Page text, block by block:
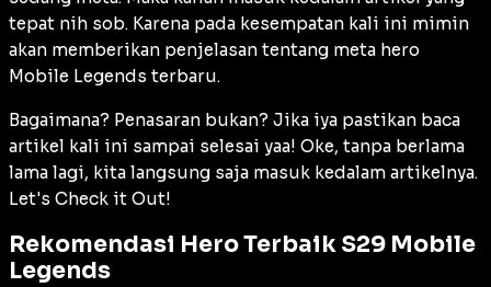
tepat nih sob. Karena pada kesempatan kali ini mimin
akan memberikan penjelasan tentang meta hero
Mobile Legends terbaru.
Bagaimana? Penasaran bukan? Jika iya pastikan baca
artikel kali ini sampai selesai yaa! Oke, tanpa berlama
lama lagi, kita langsung saja masuk kedalam artikelnya.
Let's Check it Out!
Rekomendasi Hero Terbaik S29 Mobile
Legends